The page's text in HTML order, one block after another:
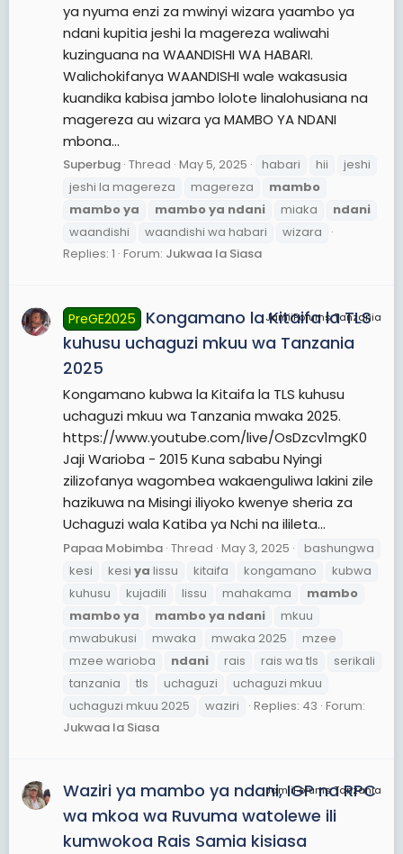
ya nyuma enzi za mwinyi wizara yaambo ya
ndani kupitia jeshi la magereza waliwahi
kuzinguana na WAANDISHI WA HABARI.
Walichokifanya WAANDISHI wale wakasusia
kuandika kabisa jambo lolote linalohusiana na
magereza au wizara ya MAMBO YA NDANI
mbona...
Superbug Thread May 5, 2025 habari hii
jeshi
jeshi la magereza
magereza
mambo
mamboya mamboya ndani miaka
ndani
waandishi
waandishi wa habari
wizara
Replies: 1 Forum: Jukwaa la Siasa
JamiiForums Tanzania
PreGE2025
Kongamano la Kitaifa la TLS
kuhusu uchaguzi mkuu wa Tanzania
2025
Kongamano kubwa la Kitaifa la TLS kuhusu
uchaguzi mkuu wa Tanzania mwaka 2025.
https://www.youtube.com/live/OsDzcv1mgK0
Jaji Warioba - 2015 Kuna sababu Nyingi
zilizofanya wagombea wakaenguliwa lakini zile
hazikuwa na Misingi iliyoko kwenye sheria za
Uchaguzi wala Katiba ya Nchi na ilileta...
Papaa Mobimba Thread May 3, 2025
bashungwa
kesi
kesi ya lissu kitaifa kongamano
kubwa
kuhusu
kujadili lissu mahakama
mambo
mamboya mamboya ndani
mkuu
mwabukusi
mwaka mwaka 2025
mzee
mzee warioba
ndani rais rais wa tls
serikali
tanzania
tls uchaguzi
uchaguzi mkuu
uchaguzi mkuu 2025
waziri Replies: 43 Forum:
Jukwaa la Siasa
JamiiForums Tanzania
Waziri ya mambo ya ndani, IGP na RPC
wa mkoa wa Ruvuma watolewe ili
kumwokoa Rais Samia kisiasa